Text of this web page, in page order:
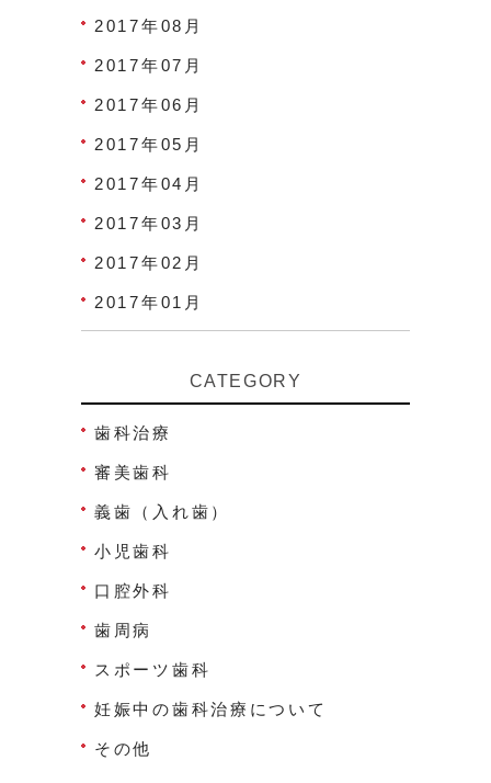
2017年08月
2017年07月
2017年06月
2017年05月
2017年04月
2017年03月
2017年02月
2017年01月
CATEGORY
歯科治療
審美歯科
義歯（入れ歯）
小児歯科
口腔外科
歯周病
スポーツ歯科
妊娠中の歯科治療について
その他